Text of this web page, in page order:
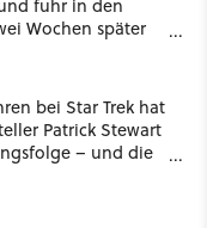
fuhr in den
Wochen später
bei Star Trek hat
Patrick Stewart
– und die